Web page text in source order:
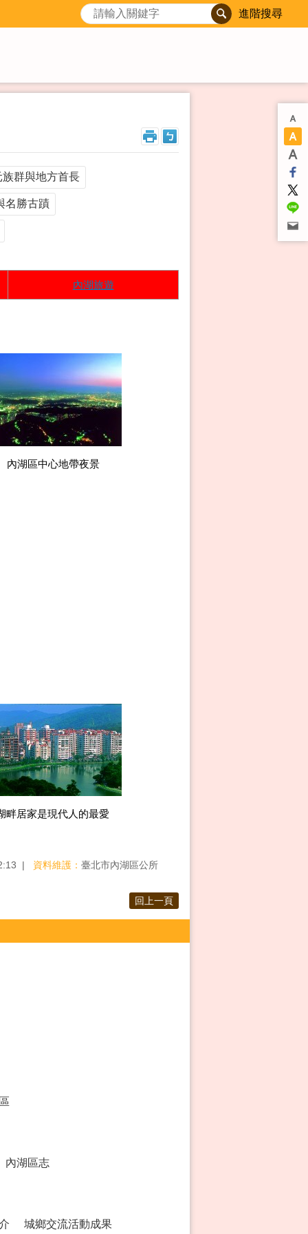
進階搜尋
群與地方首長
名勝古蹟
內湖旅遊
內湖區中心地帶夜景
畔居家是現代人的最愛
資料維護： 臺北市內湖區公所
回上一頁
內湖區志
城鄉交流活動成果